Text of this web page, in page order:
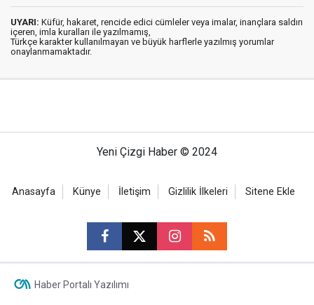
UYARI: Küfür, hakaret, rencide edici cümleler veya imalar, inançlara saldırı
içeren, imla kuralları ile yazılmamış,
Türkçe karakter kullanılmayan ve büyük harflerle yazılmış yorumlar
onaylanmamaktadır.
Yeni Çizgi Haber © 2024
Anasayfa Künye İletişim Gizlilik İlkeleri Sitene Ekle
Haber Portalı Yazılımı